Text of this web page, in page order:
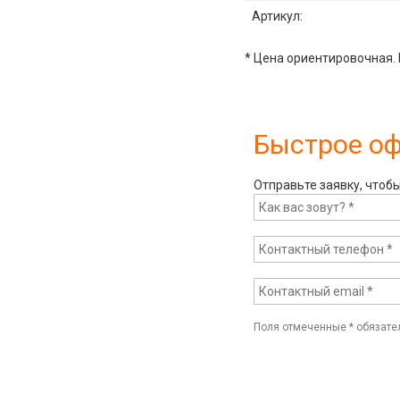
Артикул:
* Цена ориентировочная.
Быстрое
Отправьте заявку,
Поля отмеченные*